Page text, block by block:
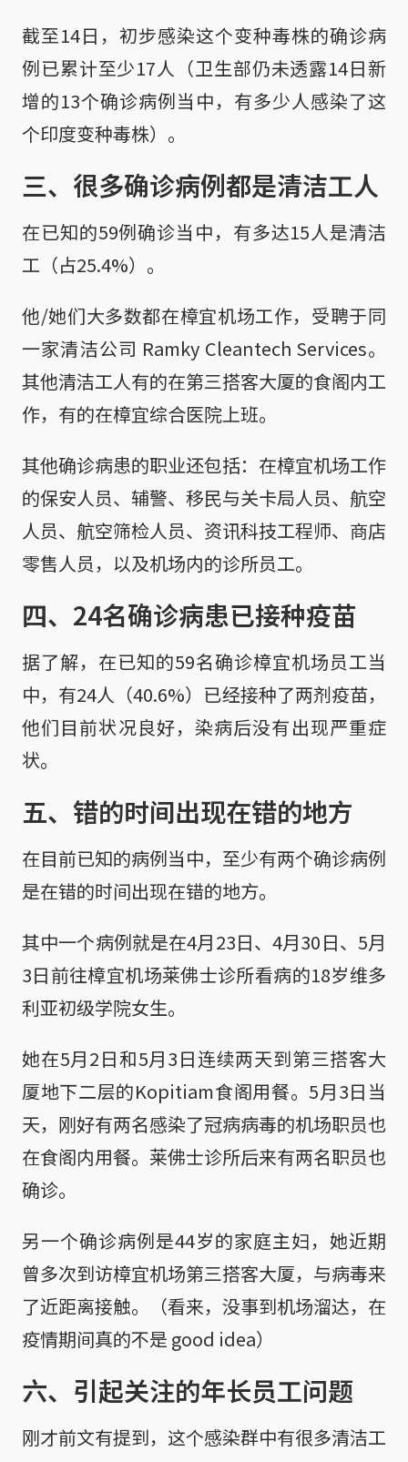
截至14日，初步感染这个变种毒株的确诊病
例已累计至少17人（卫生部仍未透露14日新
增的13个确诊病例当中，有多少人感染了这
个印度变种毒株）。
三、很多确诊病例都是清洁工人
在已知的59例确诊当中，有多达15人是清洁
工（占25.4%）。
他/她们大多数都在樟宜机场工作，受聘于同
一家清洁公司 Ramky Cleantech Services。
其他清洁工人有的在第三搭客大厦的食阁内工
作，有的在樟宜综合医院上班。
其他确诊病患的职业还包括：在樟宜机场工作
的保安人员、辅警、移民与关卡局人员、航空
人员、航空筛检人员、资讯科技工程师、商店
零售人员，以及机场内的诊所员工。
四、24名确诊病患已接种疫苗
据了解，在已知的59名确诊樟宜机场员工当
中，有24人（40.6%）已经接种了两剂疫苗，
他们目前状况良好，染病后没有出现严重症
状。
五、错的时间出现在错的地方
在目前已知的病例当中，至少有两个确诊病例
是在错的时间出现在错的地方。
其中一个病例就是在4月23日、4月30日、5月
3日前往樟宜机场莱佛士诊所看病的18岁维多
利亚初级学院女生。
她在5月2日和5月3日连续两天到第三搭客大
厦地下二层的Kopitiam食阁用餐。5月3日当
天，刚好有两名感染了冠病病毒的机场职员也
在食阁内用餐。莱佛士诊所后来有两名职员也
确诊。
另一个确诊病例是44岁的家庭主妇，她近期
曾多次到访樟宜机场第三搭客大厦，与病毒来
了近距离接触。（看来，没事到机场溜达，在
疫情期间真的不是 good idea）
六、引起关注的年长员工问题
刚才前文有提到，这个感染群中有很多清洁工